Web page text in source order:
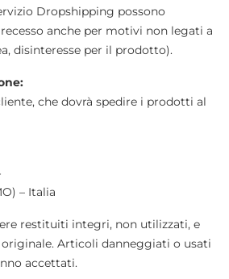
Dropshipping possono
anche per motivi non legati a
disinteresse per il prodotto).
che dovrà spedire i prodotti al
– Italia
restituiti integri, non utilizzati, e
Articoli danneggiati o usati
accettati.